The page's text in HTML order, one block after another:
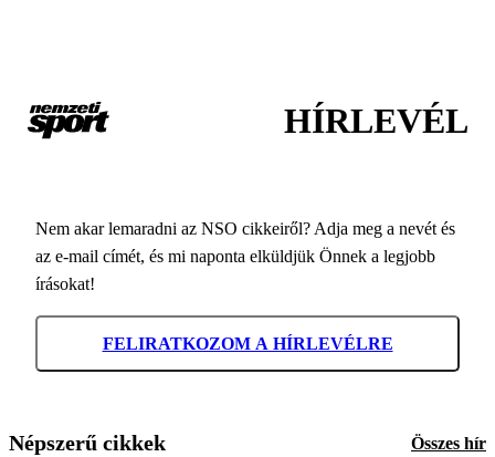
HÍRLEVÉL
Nem akar lemaradni az NSO cikkeiről? Adja meg a nevét és
az e-mail címét, és mi naponta elküldjük Önnek a legjobb
írásokat!
FELIRATKOZOM A HÍRLEVÉLRE
Népszerű cikkek Összes hír